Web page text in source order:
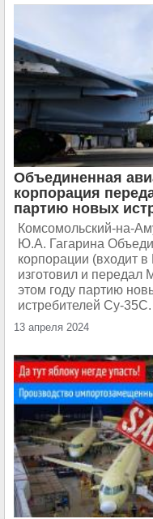
Объединенная
корпорация
партию новых
Комсомольский-на-
Ю.А. Гагарина
корпорации (входит
изготовил и
этом году партию
истребителей Су-
13 апреля 2024